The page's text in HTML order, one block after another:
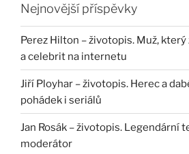
Nejnovější příspěvky
Perez Hilton – životopis. Muž,
a celebrit na internetu
Jiří Ployhar – životopis. Herec a
pohádek i seriálů
Jan Rosák – životopis. Legendární
moderátor